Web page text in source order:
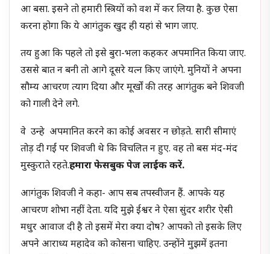
आ बसा. इसने तो हमारी स्त्रियों को वश में कर लिया है. कुछ ऐसा
करना होगा कि ये आगंतुक खुद ही यहां से भाग जाए.
तय हुआ कि पहले तो इसे बुरा-भला कहकर अपमानित किया जाए.
उससे बात न बनी तो आगे दूसरे यत्न किए जाएंगे. मुनियों ने अपना
सौम्य आचरण त्याग दिया और मूर्खों की तरह आगंतुक बने शिवजी
को गाली देने लगे.
वे उन्हे अपमानित करने का कोई अवसर न छोड़ते. सारी सीमाएं
तोड़ दी गईं पर शिवजी थे कि विचलित न हुए. वह तो बस मंद-मंद
मुस्कुराते रहते.हमारा फेसबुक पेज लाईक करें.
आगंतुक शिवजी ने कहा- आप सब तपस्वीजन हैं. आपके यह
आचरण शोभा नहीं देता. यदि मुझे ईश्वर ने ऐसा सुंदर शरीर ऐसी
मधुर आवाज दी है तो इसमें मेरा क्या दोष? आपको तो इसके लिए
अपने आराध्य महादेव को कोसना चाहिए. उन्होंने मुझमें इतना